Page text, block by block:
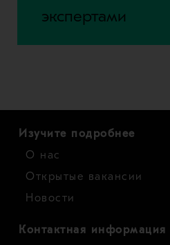
экспертами
Изучите подробнее
О нас
Открытые вакансии
Новости
Контактная информация